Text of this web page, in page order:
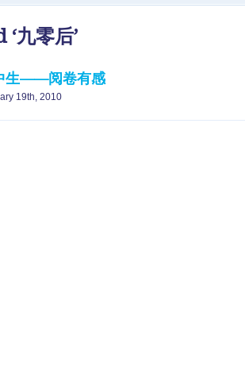
‘九零后’
生——阅卷有感
19th, 2010